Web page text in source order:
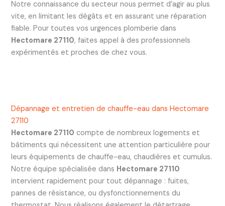
Notre connaissance du secteur nous permet d’agir au plus
vite, en limitant les dégâts et en assurant une réparation
fiable. Pour toutes vos urgences plomberie dans
Hectomare 27110, faites appel à des professionnels
expérimentés et proches de chez vous.
Dépannage et entretien de chauffe-eau dans Hectomare
27110
Hectomare 27110 compte de nombreux logements et
bâtiments qui nécessitent une attention particulière pour
leurs équipements de chauffe-eau, chaudières et cumulus.
Notre équipe spécialisée dans Hectomare 27110
intervient rapidement pour tout dépannage : fuites,
pannes de résistance, ou dysfonctionnements du